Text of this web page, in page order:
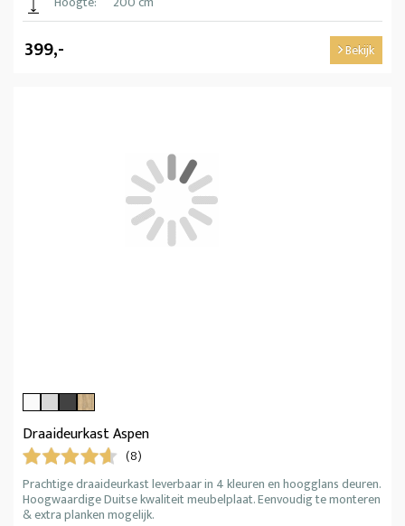
399,- Bekijk
Draaideurkast Aspen
(8)
Prachtige draaideurkast leverbaar in 4 kleuren en hoogglans deuren.
Hoogwaardige Duitse kwaliteit meubelplaat. Eenvoudig te monteren
& extra planken mogelijk.